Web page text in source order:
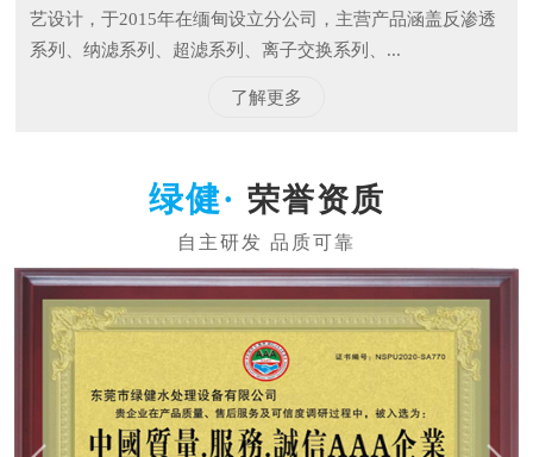
艺设计，于2015年在缅甸设立分公司，主营产品涵盖反渗透
系列、纳滤系列、超滤系列、离子交换系列、...
了解更多
荣誉资质